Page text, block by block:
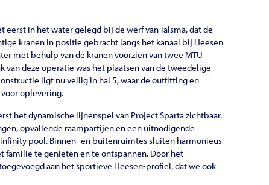
in het water gelegd bij de werf van Talsma, dat de
kranen in positie gebracht langs het kanaal bij Heesen
met behulp van de kranen voorzien van twee MTU
deze operatie was het plaatsen van de tweedelige
ligt nu veilig in hal 5, waar de outfitting en
oplevering.
het dynamische lijnenspel van Project Sparta zichtbaar.
opvallende raampartijen en een uitnodigende
pool. Binnen- en buitenruimtes sluiten harmonieus
familie te genieten en te ontspannen. Door het
aan het sportieve Heesen-profiel, dat we ook